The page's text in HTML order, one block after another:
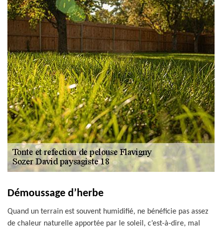
Démoussage d’herbe
Quand un terrain est souvent humidifié, ne bénéficie pas assez
de chaleur naturelle apportée par le soleil, c’est-à-dire, mal